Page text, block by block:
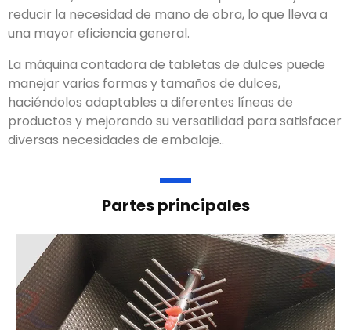
reducir la necesidad de mano de obra, lo que lleva a
una mayor eficiencia general.
La máquina contadora de tabletas de dulces puede
manejar varias formas y tamaños de dulces,
haciéndolos adaptables a diferentes líneas de
productos y mejorando su versatilidad para satisfacer
diversas necesidades de embalaje..
Partes principales